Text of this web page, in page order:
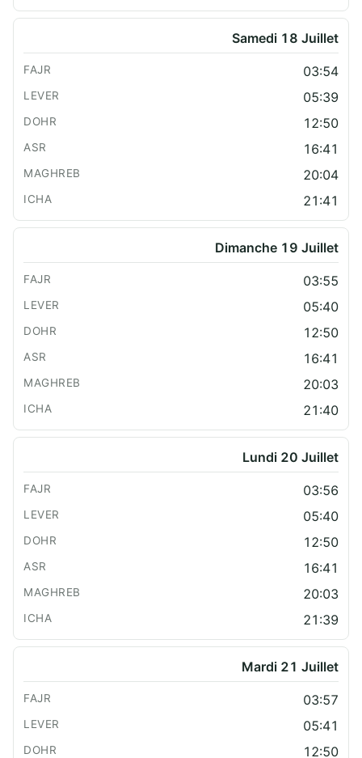
Samedi 18 Juillet
03:54
05:39
12:50
16:41
20:04
21:41
Dimanche 19 Juillet
03:55
05:40
12:50
16:41
20:03
21:40
Lundi 20 Juillet
03:56
05:40
12:50
16:41
20:03
21:39
Mardi 21 Juillet
03:57
05:41
12:50